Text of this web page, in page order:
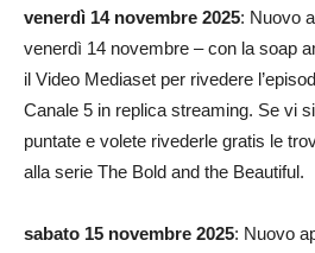
venerdì 14 novembre 2025: Nuovo
venerdì 14 novembre – con la soap
il Video Mediaset per rivedere
Canale 5 in replica streaming. Se vi
puntate e volete rivederle gratis le
alla serie The Bold and the Beautiful.
sabato 15 novembre 2025: Nuovo